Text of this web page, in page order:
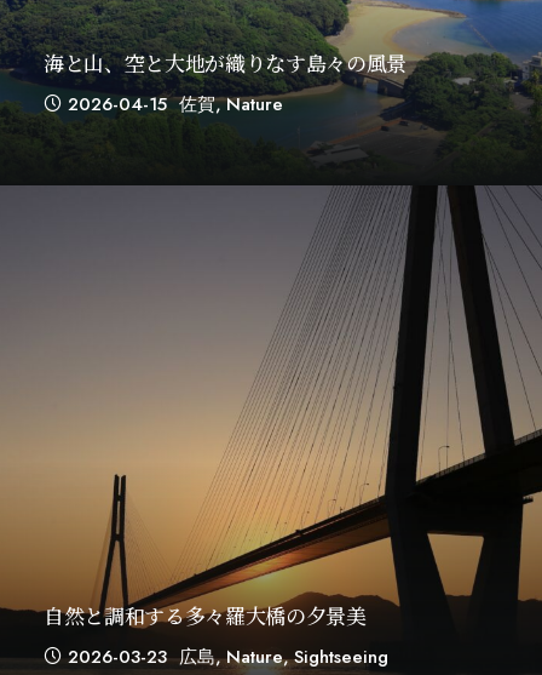
海と山、空と大地が織りなす島々の風景
2026-04-15 佐賀,Nature
自然と調和する多々羅大橋の夕景美
2026-03-23 広島,Nature,Sightseeing